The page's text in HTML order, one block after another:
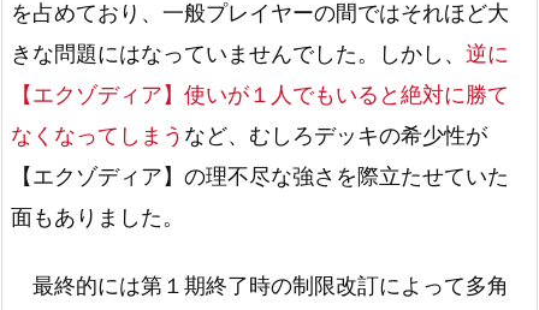
を占めており、一般プレイヤーの間ではそれほど大
きな問題にはなっていませんでした。しかし、 逆に
【エクゾディア】使いが１人でもいると絶対に勝て
なくなってしまう など、むしろデッキの希少性が
【エクゾディア】の理不尽な強さを際立たせていた
面もありました。
最終的には第１期終了時の制限改訂によって多角